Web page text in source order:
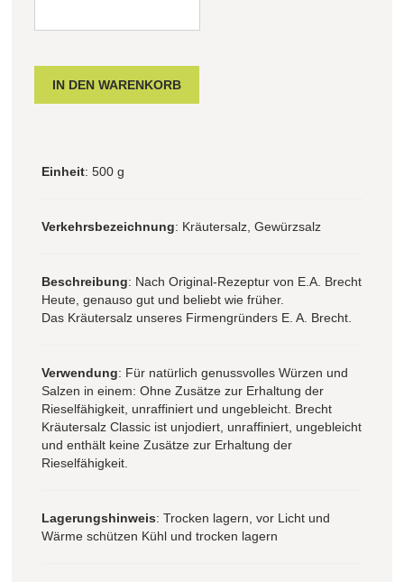
Einheit: 500 g
Verkehrsbezeichnung: Kräutersalz, Gewürzsalz
Beschreibung: Nach Original-Rezeptur von E.A. Brecht
Heute, genauso gut und beliebt wie früher.
Das Kräutersalz unseres Firmengründers E. A. Brecht.
Verwendung: Für natürlich genussvolles Würzen und
Salzen in einem: Ohne Zusätze zur Erhaltung der
Rieselfähigkeit, unraffiniert und ungebleicht. Brecht
Kräutersalz Classic ist unjodiert, unraffiniert, ungebleicht
und enthält keine Zusätze zur Erhaltung der
Rieselfähigkeit.
Lagerungshinweis: Trocken lagern, vor Licht und
Wärme schützen Kühl und trocken lagern